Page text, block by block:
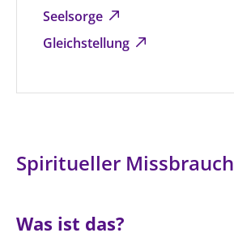
Seelsorge
Gleichstellung
Spiritueller Missbrauch
Was ist das?